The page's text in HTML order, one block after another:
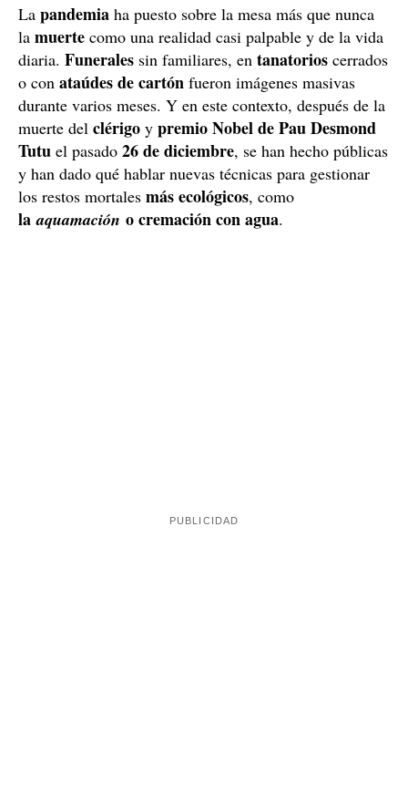
La pandemia ha puesto sobre la mesa más que nunca
la muerte como una realidad casi palpable y de la vida
diaria. Funerales sin familiares, en tanatorios cerrados
o con ataúdes de cartón fueron imágenes masivas
durante varios meses. Y en este contexto, después de la
muerte del clérigo y premio Nobel de Pau Desmond
Tutu el pasado 26 de diciembre, se han hecho públicas
y han dado qué hablar nuevas técnicas para gestionar
los restos mortales más ecológicos, como
laaquamación o cremación con agua.